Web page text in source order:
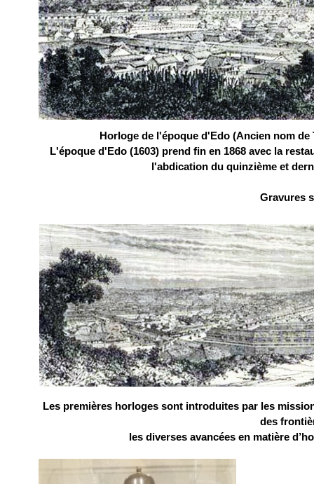
Horloge de l'époque d'Edo (Ancien nom
L'époque d'Edo (1603) prend fin en 1868 avec la
l'abdication du quinzième et
Gravures
Les premières horloges sont introduites par les
des
les diverses avancées en matière